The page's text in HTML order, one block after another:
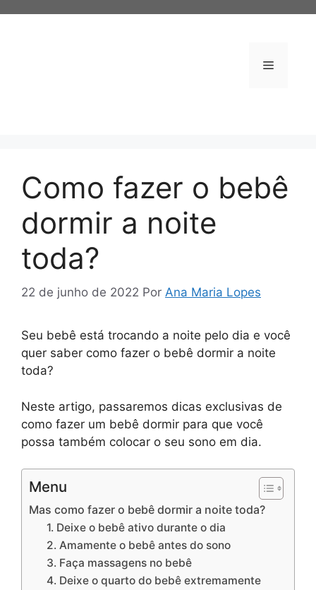
Menu
Como fazer o bebê
dormir a noite
toda?
22 de junho de 2022 Por Ana Maria Lopes
Seu bebê está trocando a noite pelo dia e você
quer saber como fazer o bebê dormir a noite
toda?
Neste artigo, passaremos dicas exclusivas de
como fazer um bebê dormir para que você
possa também colocar o seu sono em dia.
Menu
Mas como fazer o bebê dormir a noite toda?
1. Deixe o bebê ativo durante o dia
2. Amamente o bebê antes do sono
3. Faça massagens no bebê
4. Deixe o quarto do bebê extremamente